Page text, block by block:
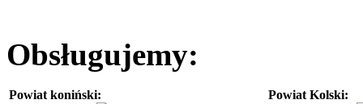
Obsługujemy:
Powiat koniński: Powiat Kolski: